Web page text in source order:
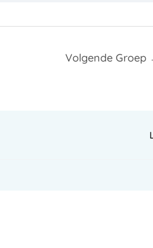
Volgende Groep